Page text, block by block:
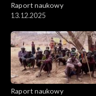
Raport naukowy
13.12.2025
Raport naukowy